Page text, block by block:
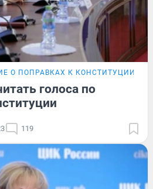
О ПОПРАВКАХ К КОНСТИТУЦИИ
голоса по
119